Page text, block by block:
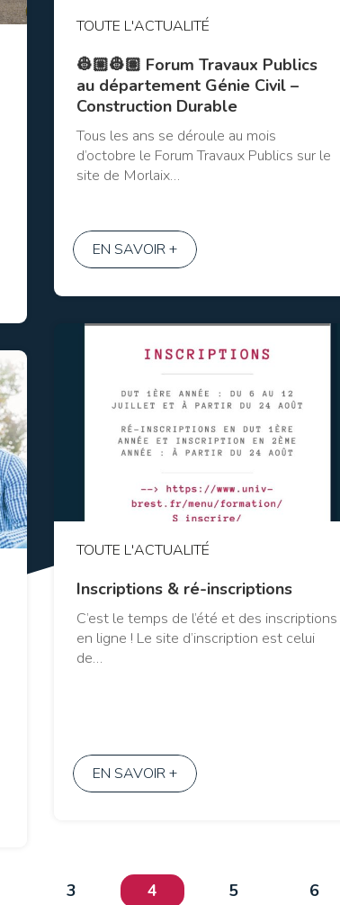
TOUTE L'ACTUALITÉ
👷🏼👷🏽 Forum Travaux Publics
au département Génie Civil –
Construction Durable
Tous les ans se déroule au mois
d’octobre le Forum Travaux Publics sur le
site de Morlaix…
EN SAVOIR +
TOUTE L'ACTUALITÉ
Inscriptions & ré-inscriptions
C’est le temps de l’été et des inscriptions
en ligne ! Le site d’inscription est celui
de…
EN SAVOIR +
3 4 5 6